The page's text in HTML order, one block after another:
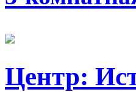
Центр: